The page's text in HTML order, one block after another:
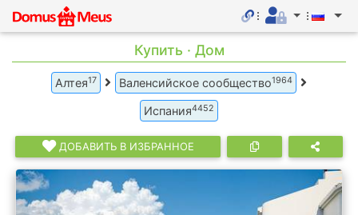
Купить · Дом
Алтея17 Валенсийское сообщество1964
Испания4452
ДОБАВИТЬ В ИЗБРАННОЕ